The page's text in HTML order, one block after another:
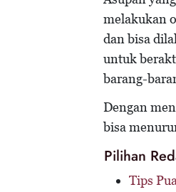
melakukan
dan bisa
untuk
barang-
Dengan
bisa
Pilihan
Tips